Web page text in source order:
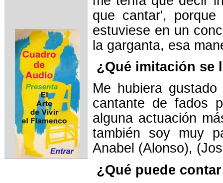
que cantar',
estuviese en un
la garganta, esa
¿Qué imitación se
Me hubiera
cantante de fados
alguna actuación
también soy muy
Anabel (Alonso),
¿Qué puede